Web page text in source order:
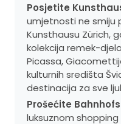
Posjetite
umjetnosti ne smiju
Kunsthausu Zürich,
kolekcija remek-
Picassa,
kulturnih središta
destinacija za sve
Prošećite
luksuznom